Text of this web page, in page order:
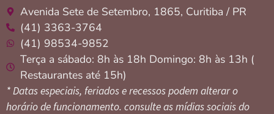
Avenida Sete de Setembro, 1865, Curitiba / PR
(41) 3363-3764
(41) 98534-9852
Terça a sábado: 8h às 18h Domingo: 8h às 13h (
Restaurantes até 15h)
* Datas especiais, feriados e recessos podem alterar o
horário de funcionamento. consulte as mídias sociais do